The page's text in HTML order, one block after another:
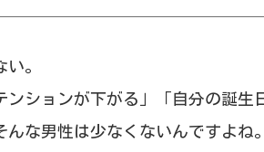
。
ションが下がる」「自分の誕生
な男性は少なくないんですよね。